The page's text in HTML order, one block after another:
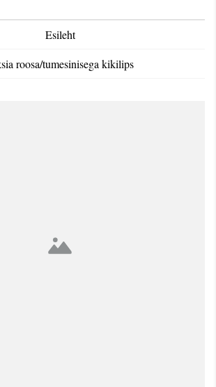
Esileht
roosa/tumesinisega kikilips